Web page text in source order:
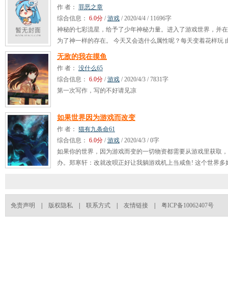
作 者： 罪恶之章
综合信息： 6.0分 /游戏 / 2020/4/4 / 11696字
神秘的七彩流星，给予了少年神秘力量。进入了游戏世界，并
为了神一样的存在。 今天又会选什么属性呢？每天变着花样玩
不佳，本作已咕
无敌的我在摸鱼
作 者： 没什么65
综合信息： 6.0分 /游戏 / 2020/4/3 / 7831字
第一次写作，写的不好请见凉
如果世界因为游戏而改变
作 者： 猫有九条命61
综合信息： 6.0分 /游戏 / 2020/4/3 / 0字
如果你的世界，因为游戏而变的一切物资都需要从游戏里获取
办。郑寒轩：改就改呗正好让我躺游戏机上当咸鱼! 这个世界多
免责声明 版权隐私 联系方式 友情链接 粤ICP备10062407号